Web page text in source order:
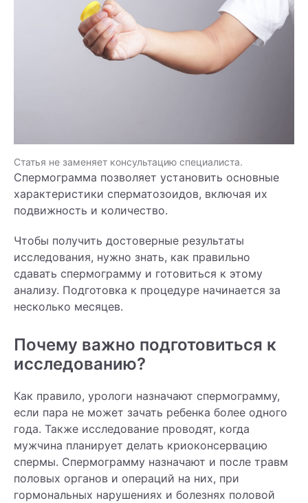
Статья не заменяет консультацию специалиста.
Спермограмма позволяет установить основные
характеристики сперматозоидов, включая их
подвижность и количество.
Чтобы получить достоверные результаты
исследования, нужно знать, как правильно
сдавать спермограмму и готовиться к этому
анализу. Подготовка к процедуре начинается за
несколько месяцев.
Почему важно подготовиться к
исследованию?
Как правило, урологи назначают спермограмму,
если пара не может зачать ребенка более одного
года. Также исследование проводят, когда
мужчина планирует делать криоконсервацию
спермы. Спермограмму назначают и после травм
половых органов и операций на них, при
гормональных нарушениях и болезнях половой